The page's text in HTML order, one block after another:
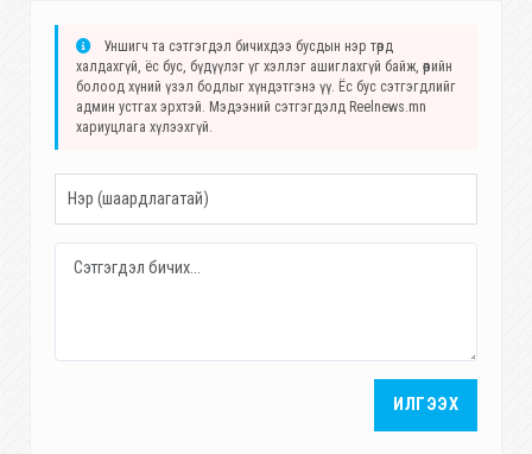
Уншигч та сэтгэгдэл бичихдээ бусдын нэр төрд
халдахгүй, ёс бус, бүдүүлэг үг хэллэг ашиглахгүй байж, өөрийн
болоод хүний үзэл бодлыг хүндэтгэнэ үү. Ёс бус сэтгэгдлийг
админ устгах эрхтэй. Мэдээний сэтгэгдэлд Reelnews.mn
хариуцлага хүлээхгүй.
ИЛГЭЭХ